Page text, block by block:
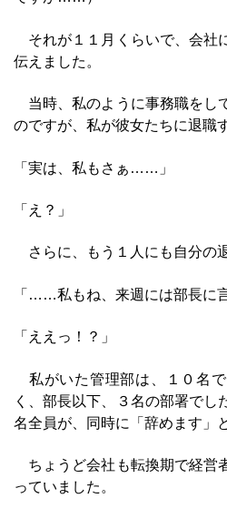
それが１１月くらいで、会社
伝えました。
当時、私のように事務職をし
のですが、私が彼女たちに退職
「実は、私もさぁ……」
「え？」
さらに、もう１人にも自分の
「……私もね、来週には部長に
「ええっ！？」
私がいた管理部は、１０名
く、部長以下、３名の部署でし
名全員が、同時に「辞めます」
ちょうど会社も転換期で経営
っていました。